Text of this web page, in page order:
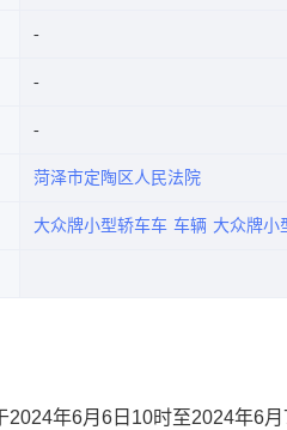
菏泽市定陶区人民法院
大众牌小型轿车车 车辆 大众牌小
2024年6月 6 日 10时至2024年6月